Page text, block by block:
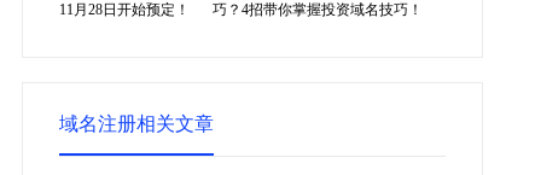
11月28日开始预定！
巧？4招带你掌握投资域名技巧！
域名注册相关文章